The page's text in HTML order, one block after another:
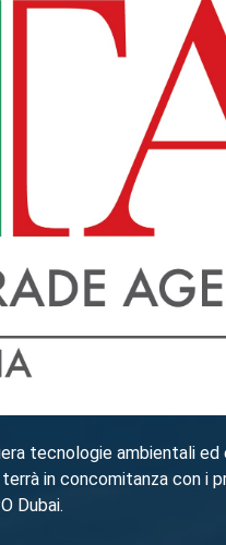
tecnologie ambientali ed
in concomitanza con i
Dubai.